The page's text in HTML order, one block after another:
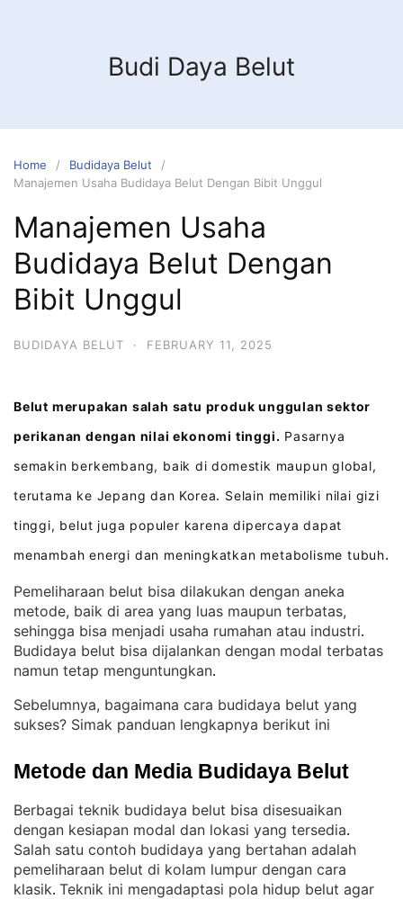
Budi Daya Belut
Home
Budidaya Belut
Manajemen Usaha Budidaya Belut Dengan Bibit Unggul
Manajemen Usaha
Budidaya Belut Dengan
Bibit Unggul
BUDIDAYA BELUT · FEBRUARY 11, 2025
Belut merupakan salah satu produk unggulan sektor
perikanan dengan nilai ekonomi tinggi. Pasarnya
semakin berkembang, baik di domestik maupun global,
terutama ke Jepang dan Korea. Selain memiliki nilai gizi
tinggi, belut juga populer karena dipercaya dapat
menambah energi dan meningkatkan metabolisme tubuh.
Pemeliharaan belut bisa dilakukan dengan aneka
metode, baik di area yang luas maupun terbatas,
sehingga bisa menjadi usaha rumahan atau industri
Budidaya belut bisa dijalankan dengan modal terbatas
namun tetap menguntungkan.
Sebelumnya, bagaimana cara budidaya belut yang
sukses? Simak panduan lengkapnya berikut ini
Metode dan Media Budidaya Belut
Berbagai teknik budidaya belut bisa disesuaikan
dengan kesiapan modal dan lokasi yang tersedia
Salah satu contoh budidaya yang bertahan adalah
pemeliharaan belut di kolam lumpur dengan cara
klasik. Teknik ini mengadaptasi pola hidup belut agar